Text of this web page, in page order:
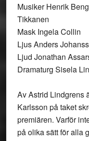
Musiker Henrik
Tikkanen
Mask Ingela Collin
Ljus Anders
Ljud Jonathan
Dramaturg Sisela
Av Astrid Lindgrens
Karlsson på taket
premiären. Varför
på olika sätt för alla